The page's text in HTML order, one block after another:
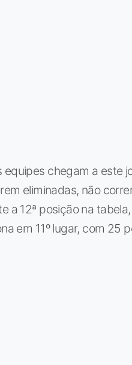
equipes chegam a este
eliminadas, não
a 12ª posição na
em 11º lugar, com 25